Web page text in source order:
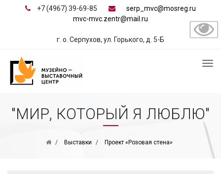
+7 (4967) 39-69-85
serp_mvc@mosreg.ru
mvc-mvc.zentr@mail.ru
г. о. Серпухов, ул. Горького, д. 5-Б
"МИР, КОТОРЫЙ Я ЛЮБЛЮ"
Выставки Проект «Розовая стена»